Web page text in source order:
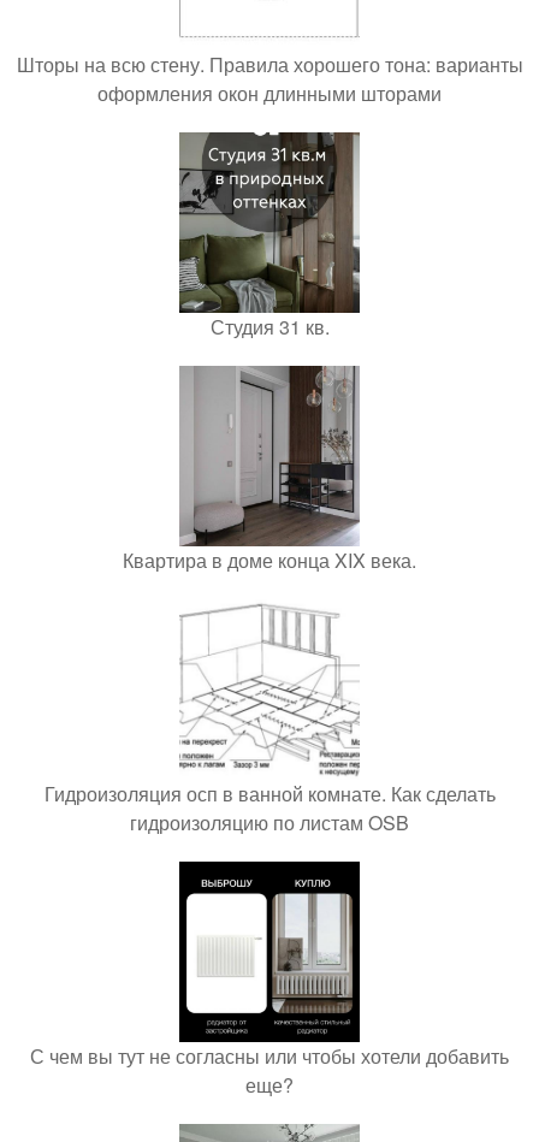
Шторы на всю стену. Правила хорошего тона: варианты
оформления окон длинными шторами
Студия 31 кв.
Квартира в доме конца XIX века.
Гидроизоляция осп в ванной комнате. Как сделать
гидроизоляцию по листам OSB
С чем вы тут не согласны или чтобы хотели добавить
еще?